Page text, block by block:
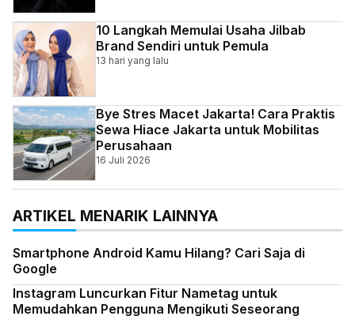
10 Langkah Memulai Usaha Jilbab
Brand Sendiri untuk Pemula
13 hari yang lalu
Bye Stres Macet Jakarta! Cara Praktis
Sewa Hiace Jakarta untuk Mobilitas
Perusahaan
16 Juli 2026
ARTIKEL MENARIK LAINNYA
Smartphone Android Kamu Hilang? Cari Saja di
Google
Instagram Luncurkan Fitur Nametag untuk
Memudahkan Pengguna Mengikuti Seseorang